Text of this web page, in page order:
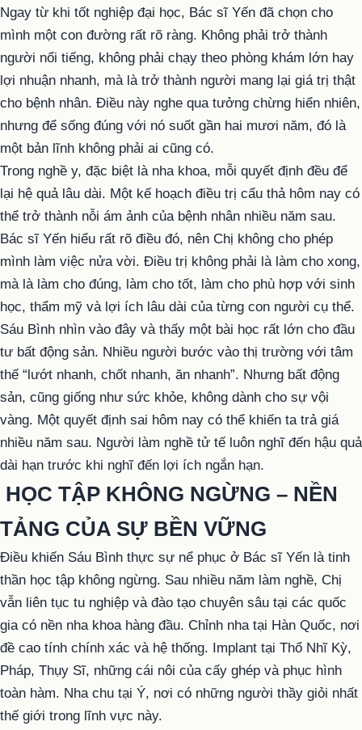
Ngay từ khi tốt nghiệp đại học, Bác sĩ Yến đã chọn cho
mình một con đường rất rõ ràng. Không phải trở thành
người nổi tiếng, không phải chạy theo phòng khám lớn hay
lợi nhuận nhanh, mà là trở thành người mang lại giá trị thật
cho bệnh nhân. Điều này nghe qua tưởng chừng hiển nhiên,
nhưng để sống đúng với nó suốt gần hai mươi năm, đó là
một bản lĩnh không phải ai cũng có.
Trong nghề y, đặc biệt là nha khoa, mỗi quyết định đều để
lại hệ quả lâu dài. Một kế hoạch điều trị cẩu thả hôm nay có
thể trở thành nỗi ám ảnh của bệnh nhân nhiều năm sau.
Bác sĩ Yến hiểu rất rõ điều đó, nên Chị không cho phép
mình làm việc nửa vời. Điều trị không phải là làm cho xong,
mà là làm cho đúng, làm cho tốt, làm cho phù hợp với sinh
học, thẩm mỹ và lợi ích lâu dài của từng con người cụ thể.
Sáu Bình nhìn vào đây và thấy một bài học rất lớn cho đầu
tư bất động sản. Nhiều người bước vào thị trường với tâm
thế “lướt nhanh, chốt nhanh, ăn nhanh”. Nhưng bất động
sản, cũng giống như sức khỏe, không dành cho sự vội
vàng. Một quyết định sai hôm nay có thể khiến ta trả giá
nhiều năm sau. Người làm nghề tử tế luôn nghĩ đến hậu quả
dài hạn trước khi nghĩ đến lợi ích ngắn hạn.
HỌC TẬP KHÔNG NGỪNG – NỀN
TẢNG CỦA SỰ BỀN VỮNG
Điều khiến Sáu Bình thực sự nể phục ở Bác sĩ Yến là tinh
thần học tập không ngừng. Sau nhiều năm làm nghề, Chị
vẫn liên tục tu nghiệp và đào tạo chuyên sâu tại các quốc
gia có nền nha khoa hàng đầu. Chỉnh nha tại Hàn Quốc, nơi
đề cao tính chính xác và hệ thống. Implant tại Thổ Nhĩ Kỳ,
Pháp, Thụy Sĩ, những cái nôi của cấy ghép và phục hình
toàn hàm. Nha chu tại Ý, nơi có những người thầy giỏi nhất
thế giới trong lĩnh vực này.